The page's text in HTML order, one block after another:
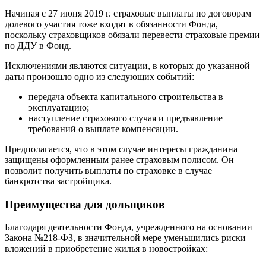
Начиная с 27 июня 2019 г. страховые выплаты по договорам
долевого участия тоже входят в обязанности Фонда,
поскольку страховщиков обязали перевести страховые премии
по ДДУ в Фонд.
Исключениями являются ситуации, в которых до указанной
даты произошло одно из следующих событий:
передача объекта капитального строительства в
эксплуатацию;
наступление страхового случая и предъявление
требований о выплате компенсации.
Предполагается, что в этом случае интересы гражданина
защищены оформленным ранее страховым полисом. Он
позволит получить выплаты по страховке в случае
банкротства застройщика.
Преимущества для дольщиков
Благодаря деятельности Фонда, учрежденного на основании
Закона №218-ФЗ, в значительной мере уменьшились риски
вложений в приобретение жилья в новостройках: